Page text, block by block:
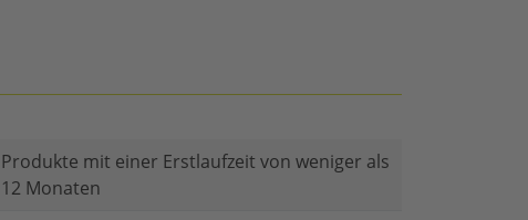
Produkte mit einer Erstlaufzeit von weniger als
12 Monaten